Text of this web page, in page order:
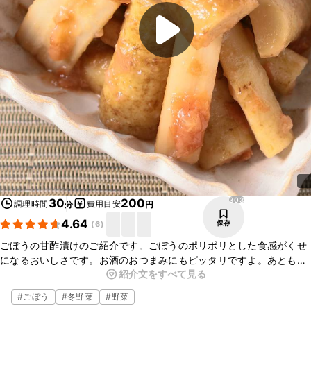
調理時間 30分 費用目安200円
4.64 (6)
303
保存
ごぼうの甘酢漬けのご紹介です。ごぼうのポリポリとした食感がくせ
になるおいしさです。お酒のおつまみにもピッタリですよ。あともう
一品欲しいときにも便利なレシピなので、ぜひお試しくださいね。
紹介文をすべて見る
#ごぼう #冬野菜 #野菜